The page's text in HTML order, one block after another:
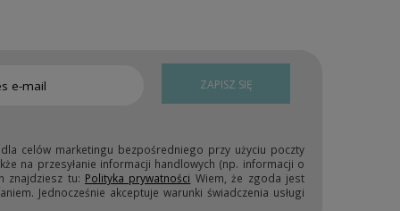
ZAPISZ SIĘ
celów marketingu bezpośredniego przy użyciu poczty
na przesyłanie informacji handlowych (np. informacji o
znajdziesz tu: Polityka prywatności Wiem, że zgoda jest
Jednocześnie akceptuje warunki świadczenia usługi